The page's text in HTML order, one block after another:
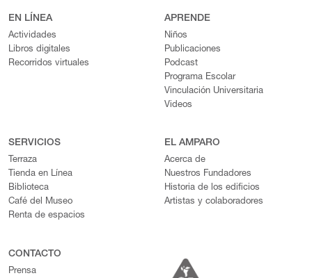
EN LÍNEA
Actividades
Libros digitales
Recorridos virtuales
APRENDE
Niños
Publicaciones
Podcast
Programa Escolar
Vinculación Universitaria
Videos
SERVICIOS
Terraza
Tienda en Línea
Biblioteca
Café del Museo
Renta de espacios
EL AMPARO
Acerca de
Nuestros Fundadores
Historia de los edificios
Artistas y colaboradores
CONTACTO
Prensa